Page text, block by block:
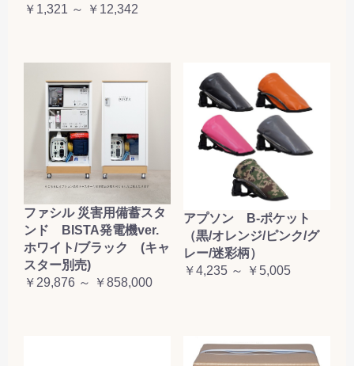
￥1,321 ～ ￥12,342
ファシル 災害用備蓄スタ
ンド BISTA発電機ver.
ホワイト/ブラック (キャ
スター別売)
￥29,876 ～ ￥858,000
アプソン B-ポケット
（黒/オレンジ/ピンク/グ
レー/迷彩柄）
￥4,235 ～ ￥5,005